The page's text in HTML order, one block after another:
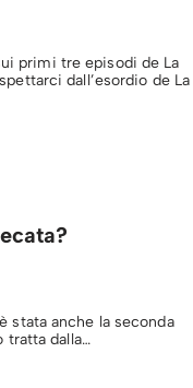
primi tre episodi de La
dall’esordio de La
stata anche la seconda
tratta dalla…